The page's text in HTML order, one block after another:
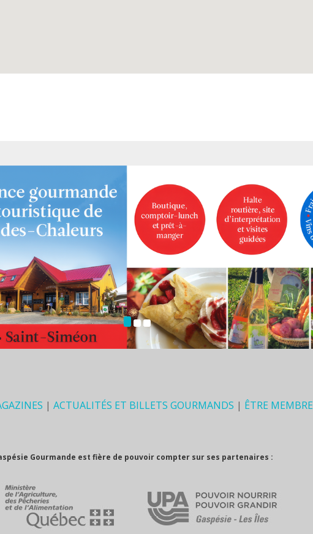
| ACTUALITÉS ET BILLETS GOURMANDS | ÊTRE MEMBRE
Gourmande est fière de pouvoir compter sur ses partenaires :